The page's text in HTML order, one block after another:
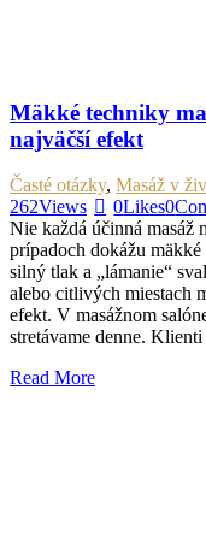
Mäkké techniky
najväčší efekt
Časté otázky, Masáž v
262Views 0Likes0
Nie každá účinná masáž
prípadoch dokážu
silný tlak a „lámanie“
alebo citlivých miestach
efekt. V masážnom
stretávame denne.
Read More